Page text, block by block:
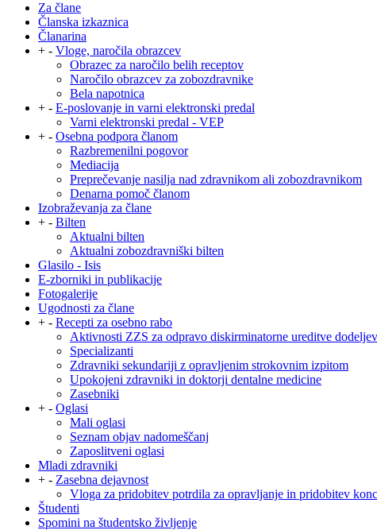
Za člane
Članska izkaznica
Članarina
+ - Vloge, naročila obrazcev
Obrazec za naročilo belih receptov
Naročilo obrazcev za zobozdravnike
Bela napotnica
+ - E-poslovanje in varni elektronski predal
Varni elektronski predal - VEP
+ - Osebna podpora članom
Razbremenilni pogovor
Mediacija
Preprečevanje nasilja nad zdravnikom ali zobozdravnikom
Denarna pomoč članom
Izobraževanja za člane
+ - Bilten
Aktualni bilten
Aktualni zobozdravniški bilten
Glasilo - Isis
E-zborniki in publikacije
Fotogalerije
Ugodnosti za člane
+ - Recepti za osebno rabo
Aktivnosti ZZS za odpravo diskirminatorne ureditve
Specializanti
Zdravniki sekundariji z opravljenim strokovnim izpitom
Upokojeni zdravniki in doktorji dentalne medicine
Zasebniki
+ - Oglasi
Mali oglasi
Seznam objav nadomeščanj
Zaposlitveni oglasi
Mladi zdravniki
+ - Zasebna dejavnost
Vloga za pridobitev potrdila za opravljanje in pridobitev
Študenti
Spomini na študentsko življenje